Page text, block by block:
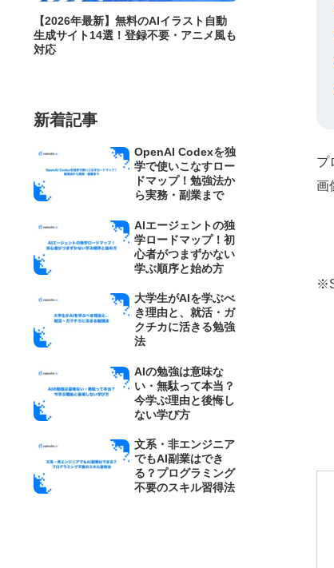
プ
画
【2026年最新】無料のAIイラスト自動
生成サイト14選！登録不要・アニメ風も
対応
新着記事
OpenAI Codexを独
学で使いこなすロー
ドマップ！勉強法か
ら実務・副業まで
AIエージェントの独
学ロードマップ！初
心者がつまずかない
学ぶ順序と始め方
大学生がAIを学ぶべ
き理由と、就活・ガ
クチカに活きる勉強
法
AIの勉強は意味な
い・無駄って本当？
今学ぶ理由と後悔し
ない学び方
文系・非エンジニア
でもAI副業はでき
る？プログラミング
不要のスキル習得法